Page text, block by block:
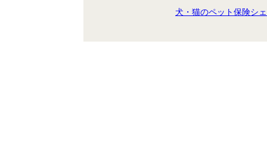
犬・猫のペット保険シ